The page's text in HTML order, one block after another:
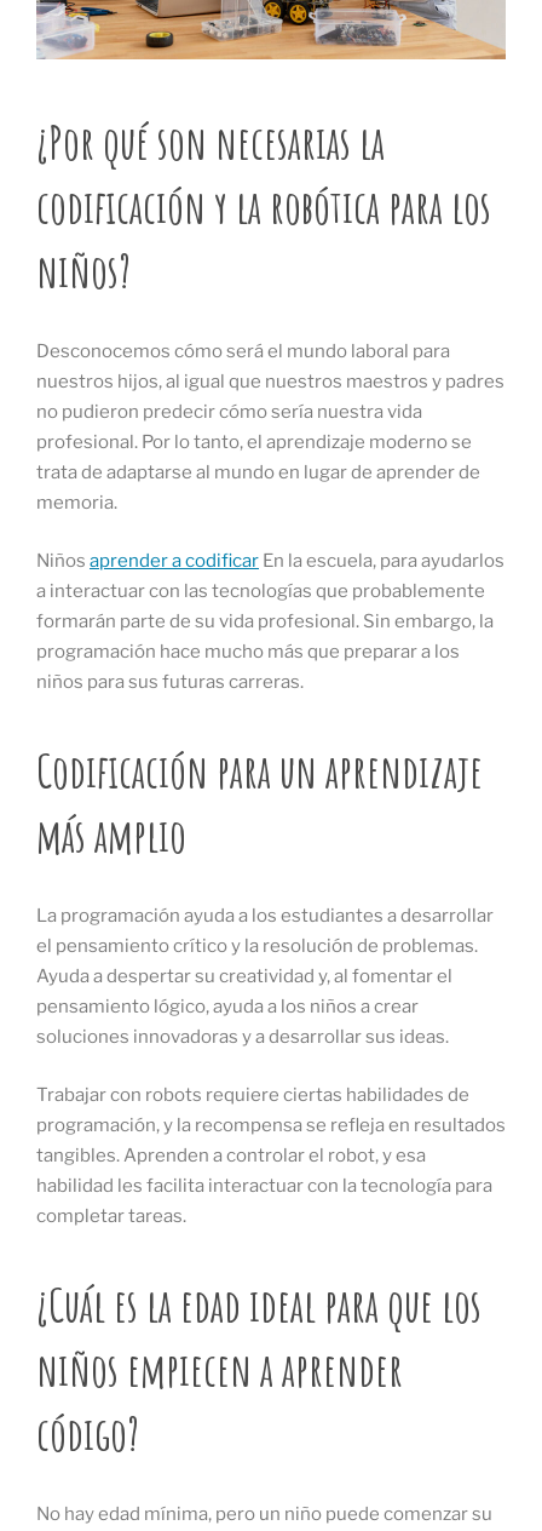
¿Por qué son necesarias la
codificación y la robótica para los
niños?
Desconocemos cómo será el mundo laboral para
nuestros hijos, al igual que nuestros maestros y padres
no pudieron predecir cómo sería nuestra vida
profesional. Por lo tanto, el aprendizaje moderno se
trata de adaptarse al mundo en lugar de aprender de
memoria.
Niños aprender a codificar En la escuela, para ayudarlos
a interactuar con las tecnologías que probablemente
formarán parte de su vida profesional. Sin embargo, la
programación hace mucho más que preparar a los
niños para sus futuras carreras.
Codificación para un aprendizaje
más amplio
La programación ayuda a los estudiantes a desarrollar
el pensamiento crítico y la resolución de problemas.
Ayuda a despertar su creatividad y, al fomentar el
pensamiento lógico, ayuda a los niños a crear
soluciones innovadoras y a desarrollar sus ideas.
Trabajar con robots requiere ciertas habilidades de
programación, y la recompensa se refleja en resultados
tangibles. Aprenden a controlar el robot, y esa
habilidad les facilita interactuar con la tecnología para
completar tareas.
¿Cuál es la edad ideal para que los
niños empiecen a aprender
código?
No hay edad mínima, pero un niño puede comenzar su